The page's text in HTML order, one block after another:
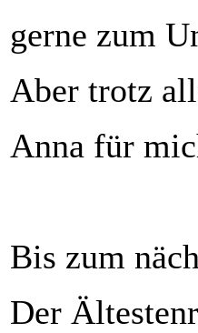
gerne zum
Aber trotz
Anna für
Bis zum
Der